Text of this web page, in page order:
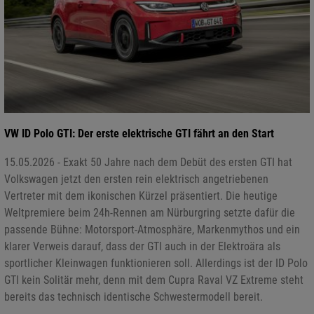
VW ID Polo GTI: Der erste elektrische GTI fährt an den Start
15.05.2026 - Exakt 50 Jahre nach dem Debüt des ersten GTI hat
Volkswagen jetzt den ersten rein elektrisch angetriebenen
Vertreter mit dem ikonischen Kürzel präsentiert. Die heutige
Weltpremiere beim 24h-Rennen am Nürburgring setzte dafür die
passende Bühne: Motorsport-Atmosphäre, Markenmythos und ein
klarer Verweis darauf, dass der GTI auch in der Elektroära als
sportlicher Kleinwagen funktionieren soll. Allerdings ist der ID Polo
GTI kein Solitär mehr, denn mit dem Cupra Raval VZ Extreme steht
bereits das technisch identische Schwestermodell bereit.